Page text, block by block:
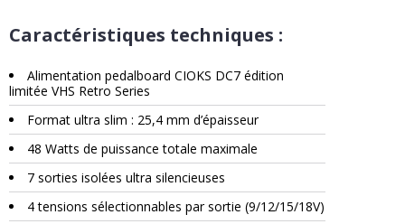
Caractéristiques techniques :
Alimentation pedalboard CIOKS DC7 édition
limitée VHS Retro Series
Format ultra slim : 25,4 mm d’épaisseur
48 Watts de puissance totale maximale
7 sorties isolées ultra silencieuses
4 tensions sélectionnables par sortie (9/12/15/18V)